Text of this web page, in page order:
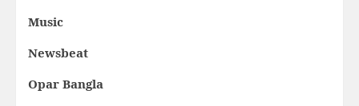
Music
Newsbeat
Opar Bangla